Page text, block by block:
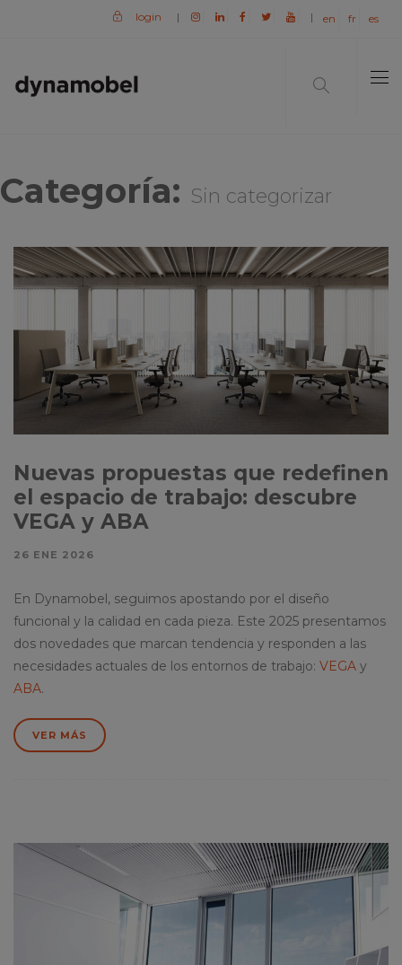
login | | en fr es
Categoría: Sin categorizar
Nuevas propuestas que redefinen
el espacio de trabajo: descubre
VEGA y ABA
26 ENE 2026
En Dynamobel, seguimos apostando por el diseño
funcional y la calidad en cada pieza. Este 2025 presentamos
dos novedades que marcan tendencia y responden a las
necesidades actuales de los entornos de trabajo: VEGA y
ABA.
VER MÁS